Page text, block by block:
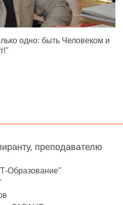
одно: быть Человеком и
преподавателю
Образование"